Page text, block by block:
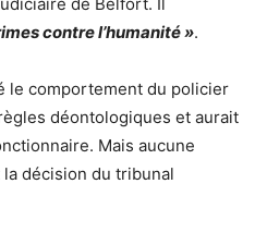
contre l’humanité ».
le comportement du policier
déontologiques et aurait
Mais aucune
décision du tribunal